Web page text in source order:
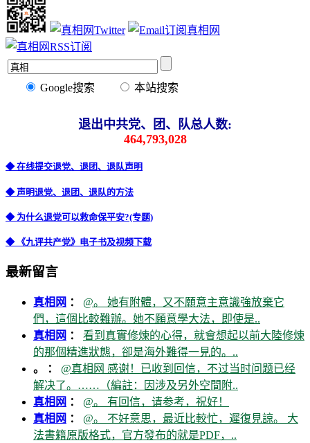
Google搜索 本站搜索
退出中共党、团、队总人数:
464,793,028
◆ 在线提交退党、退团、退队声明
◆ 声明退党、退团、退队的方法
◆ 为什么退党可以救命保平安?(专题)
◆ 《九评共产党》电子书及视频下载
最新留言
真相网 ： @。 她有附體，又不願意主意識強放棄它
們，這個比較難辦。她不願意學大法，即使是..
真相网 ： 看到真實修煉的心得，就會想起以前大陸修煉
的那個精進狀態，卻是海外難得一見的。..
。 ： @真相网 感谢！已收到回信，不过当时问题已经
解决了。……（編註：因涉及另外空間附..
真相网 ： @。 有回信，请参考，祝好！
真相网 ： @。 不好意思，最近比較忙，遲復見諒。 大
法書籍原版格式，官方發布的就是PDF，..